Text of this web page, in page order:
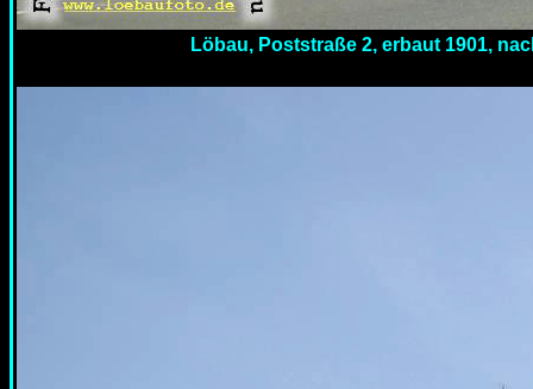
Löbau, Poststraße 2, erbaut 1901,